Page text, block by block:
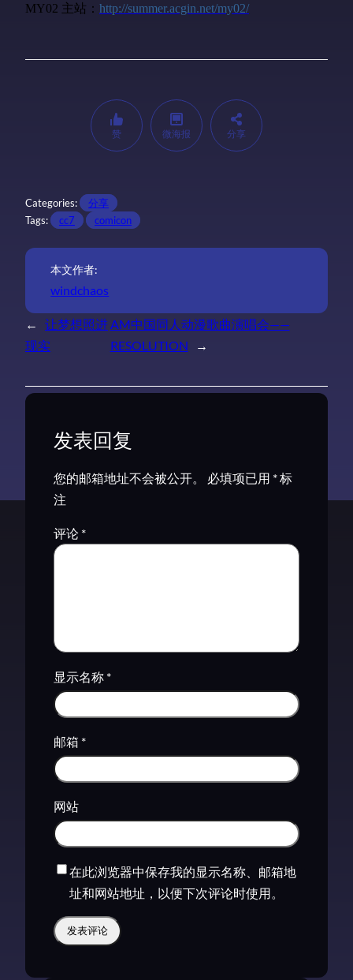
MY02 主站： http://summer.acgin.net/my02/
赞 微海报 分享
Categories:
分享
Tags:
cc7 comicon
本文作者:
windchaos
←
让梦想照进
现实
AM中国同人动漫歌曲演唱会——
RESOLUTION
→
发表回复
您的邮箱地址不会被公开。 必填项已用 *标
注
评论 *
显示名称 *
邮箱 *
网站
在此浏览器中保存我的显示名称、邮箱地
址和网站地址，以便下次评论时使用。